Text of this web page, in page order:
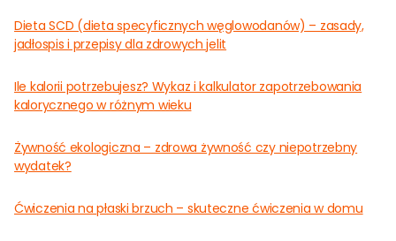
Dieta SCD (dieta specyficznych węglowodanów) – zasady,
jadłospis i przepisy dla zdrowych jelit
Ile kalorii potrzebujesz? Wykaz i kalkulator zapotrzebowania
kalorycznego w różnym wieku
Żywność ekologiczna – zdrowa żywność czy niepotrzebny
wydatek?
Ćwiczenia na płaski brzuch – skuteczne ćwiczenia w domu